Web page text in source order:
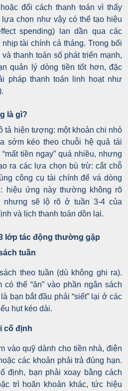
đổi cách thanh toán vì thấy
lựa chọn như vậy có thể tạo hiệu
spending) lan dần qua các
nhịp tài chính cả tháng.Trong bối
thanh toán số phát triển mạnh,
quản lý dòng tiền tốt hơn, đặc
pháp thanh toán linh hoạt như
là gì?
tả hiện tượng: một khoản chi nhỏ
sớm kéo theo chuỗi hệ quả tài
tiền ngay” quá nhiều, nhưng
ra các lựa chọn bù trừ: cắt chỗ
công cụ tài chính để vá dòng
hiệu ứng này thường không rõ
nhưng sẽ lộ rõ ở tuần 3-4 của
và lịch thanh toán dồn lại.
lớp tác động thường gặp
tuần
theo tuần (dù không ghi ra).
thể “ăn” vào phần ngân sách
bạn bắt đầu phải “siết” lại ở các
hụt kéo dài.
cố định
vào quỹ dành cho tiền nhà, điện
các khoản phải trả đúng hạn.
định, bạn phải xoay bằng cách
trì hoãn khoản khác, tức hiệu